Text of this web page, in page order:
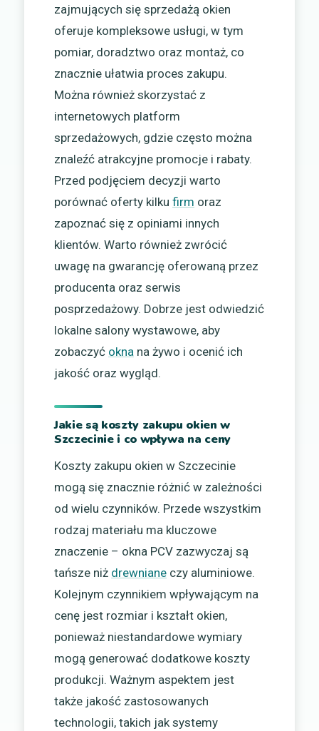
zajmujących się sprzedażą okien
oferuje kompleksowe usługi, w tym
pomiar, doradztwo oraz montaż, co
znacznie ułatwia proces zakupu.
Można również skorzystać z
internetowych platform
sprzedażowych, gdzie często można
znaleźć atrakcyjne promocje i rabaty.
Przed podjęciem decyzji warto
porównać oferty kilku firm oraz
zapoznać się z opiniami innych
klientów. Warto również zwrócić
uwagę na gwarancję oferowaną przez
producenta oraz serwis
posprzedażowy. Dobrze jest odwiedzić
lokalne salony wystawowe, aby
zobaczyć okna na żywo i ocenić ich
jakość oraz wygląd.
Jakie są koszty zakupu okien w
Szczecinie i co wpływa na ceny
Koszty zakupu okien w Szczecinie
mogą się znacznie różnić w zależności
od wielu czynników. Przede wszystkim
rodzaj materiału ma kluczowe
znaczenie – okna PCV zazwyczaj są
tańsze niż drewniane czy aluminiowe.
Kolejnym czynnikiem wpływającym na
cenę jest rozmiar i kształt okien,
ponieważ niestandardowe wymiary
mogą generować dodatkowe koszty
produkcji. Ważnym aspektem jest
także jakość zastosowanych
technologii, takich jak systemy